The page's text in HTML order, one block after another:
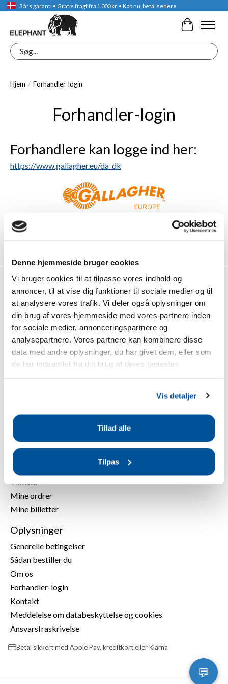
Denne hjemmeside bruger cookies
Vi bruger cookies til at tilpasse vores indhold og
annoncer, til at vise dig funktioner til sociale medier og til
at analysere vores trafik. Vi deler også oplysninger om
din brug af vores hjemmeside med vores partnere inden
for sociale medier, annonceringspartnere og
analysepartnere. Vores partnere kan kombinere disse
data med andre oplysninger, du har givet dem, eller som
de har indsamlet fra din brug af deres tjenester.
Vis detaljer
Tillad alle
Tilpas
3 års garanti • Gratis fragt fra 1.000 kr. • Køb nu, betal senere
Søg
Hjem / Forhandler-login
Forhandler-login
Forhandlere kan logge ind her:
https://www.gallagher.eu/da_dk
Kategorier
Find forhandler
FAQ
Min konto
Mine ordrer
Mine billetter
Oplysninger
Generelle betingelser
Sådan bestiller du
Om os
Forhandler-login
Kontakt
Meddelelse om databeskyttelse og cookies
Ansvarsfraskrivelse
Betal sikkert med Apple Pay, kreditkort eller Klarna
💬